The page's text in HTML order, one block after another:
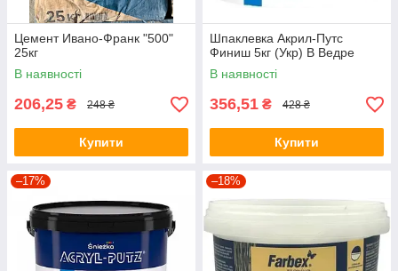
Цемент Ивано-Франк "500"
25кг
В наявності
206,25 ₴ 248 ₴
Купити
Шпаклевка Акрил-Путс
Финиш 5кг (Укр) В Ведре
В наявності
356,51 ₴ 428 ₴
Купити
–17% –18%